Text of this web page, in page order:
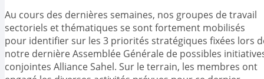
Au cours des dernières semaines, nos groupes de travail
sectoriels et thématiques se sont fortement mobilisés
pour identifier sur les 3 priorités stratégiques fixées lors
notre dernière Assemblée Générale de possibles
conjointes Alliance Sahel. Sur le terrain, les membres ont